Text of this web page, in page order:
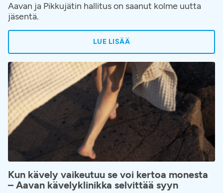
Aavan ja Pikkujätin hallitus on saanut kolme uutta
jäsentä.
LUE LISÄÄ
Kun kävely vaikeutuu se voi kertoa monesta
– Aavan kävelyklinikka selvittää syyn